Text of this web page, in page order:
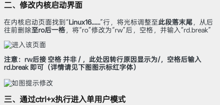
二、修改内核启动界面
在内核启动页面找到“Linux16......”行，将光标调整至此段落末尾 ，从后
往前删除至ro后一格 ，将“ro”修改为“rw”后，空格，并输入“rd.break”
注意：rw后接 空格 并非 / ，此处因转行原因显示为/，空格后输入
rd.break 即可（详情请见下图图示标红字体）
三、通过ctrl+x执行进入单用户模式